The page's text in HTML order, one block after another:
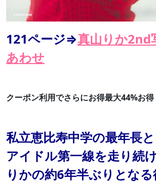
121ページ⇒真山りか2nd
あわせ
クーポン利用でさらにお得最大44%お得
私立恵比寿中学の最年長
アイドル第一線を走り続
りかの約6年半ぶりとな